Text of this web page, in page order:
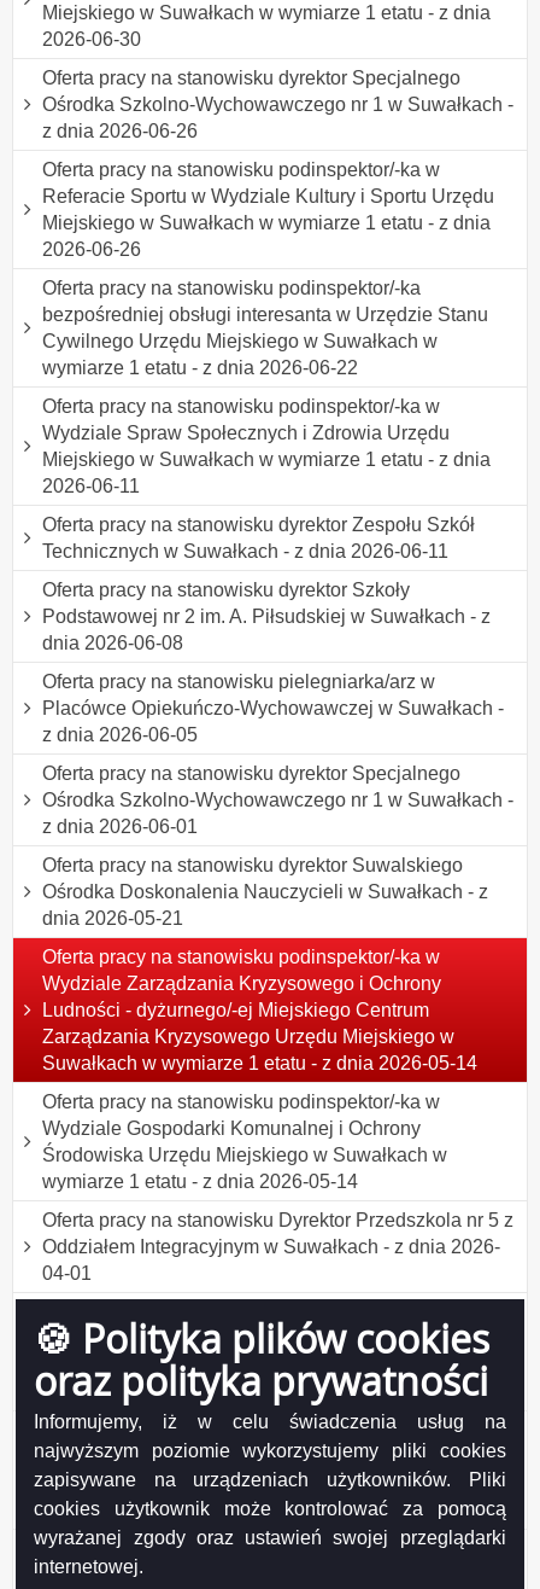
🍪 Polityka plików cookies
oraz polityka prywatności
Informujemy, iż w celu świadczenia usług na
najwyższym poziomie wykorzystujemy pliki cookies
zapisywane na urządzeniach użytkowników. Pliki
cookies użytkownik może kontrolować za pomocą
wyrażanej zgody oraz ustawień swojej przeglądarki
internetowej.
Miejskiego w Suwałkach w wymiarze 1 etatu - z dnia
2026-06-30
Oferta pracy na stanowisku dyrektor Specjalnego
Ośrodka Szkolno-Wychowawczego nr 1 w Suwałkach -
z dnia 2026-06-26
Oferta pracy na stanowisku podinspektor/-ka w
Referacie Sportu w Wydziale Kultury i Sportu Urzędu
Miejskiego w Suwałkach w wymiarze 1 etatu - z dnia
2026-06-26
Oferta pracy na stanowisku podinspektor/-ka
bezpośredniej obsługi interesanta w Urzędzie Stanu
Cywilnego Urzędu Miejskiego w Suwałkach w
wymiarze 1 etatu - z dnia 2026-06-22
Oferta pracy na stanowisku podinspektor/-ka w
Wydziale Spraw Społecznych i Zdrowia Urzędu
Miejskiego w Suwałkach w wymiarze 1 etatu - z dnia
2026-06-11
Oferta pracy na stanowisku dyrektor Zespołu Szkół
Technicznych w Suwałkach - z dnia 2026-06-11
Oferta pracy na stanowisku dyrektor Szkoły
Podstawowej nr 2 im. A. Piłsudskiej w Suwałkach - z
dnia 2026-06-08
Oferta pracy na stanowisku pielegniarka/arz w
Placówce Opiekuńczo-Wychowawczej w Suwałkach -
z dnia 2026-06-05
Oferta pracy na stanowisku dyrektor Specjalnego
Ośrodka Szkolno-Wychowawczego nr 1 w Suwałkach -
z dnia 2026-06-01
Oferta pracy na stanowisku dyrektor Suwalskiego
Ośrodka Doskonalenia Nauczycieli w Suwałkach - z
dnia 2026-05-21
Oferta pracy na stanowisku podinspektor/-ka w
Wydziale Zarządzania Kryzysowego i Ochrony
Ludności - dyżurnego/-ej Miejskiego Centrum
Zarządzania Kryzysowego Urzędu Miejskiego w
Suwałkach w wymiarze 1 etatu - z dnia 2026-05-14
Oferta pracy na stanowisku podinspektor/-ka w
Wydziale Gospodarki Komunalnej i Ochrony
Środowiska Urzędu Miejskiego w Suwałkach w
wymiarze 1 etatu - z dnia 2026-05-14
Oferta pracy na stanowisku Dyrektor Przedszkola nr 5 z
Oddziałem Integracyjnym w Suwałkach - z dnia 2026-
04-01
bezpośredniej interesantów w Wydziale Komunikacji
Urzędu Miejskiego w Suwałkach w wymiarze 1 etatu -
z dnia 2026-03-24
Oferta pracy na stanowisku główny specjalista/-ka
nadzoru robót sanitarnych w Wydziale Inwestycji
Urzędu Miejskiego w Suwałkach w wymiarze 1 etatu -
z dnia 2026-03-19
Oferta pracy na stanowisku naczelnik/czka w Wydziale
Gospodarki Komunalnej i Ochrony Środowiska w